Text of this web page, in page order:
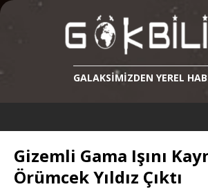
GALAKSIMIZDEN YEREL
Gizemli Gama Işını
Örümcek Yıldız Çıktı